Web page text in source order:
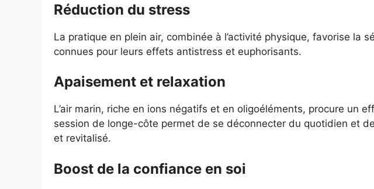
Réduction du stress
La pratique en plein air, combinée à l’activité physique, favorise la
connues pour leurs effets antistress et euphorisants.
Apaisement et relaxation
L’air marin, riche en ions négatifs et en oligoéléments, procure un
session de longe-côte permet de se déconnecter du quotidien et
et revitalisé.
Boost de la confiance en soi